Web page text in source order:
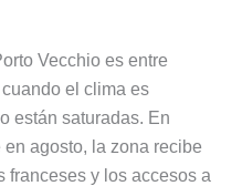
Vecchio es entre
el clima es
están saturadas. En
agosto, la zona recibe
franceses y los accesos a